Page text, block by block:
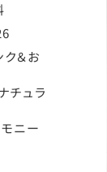
＆お
ュラ
ニー